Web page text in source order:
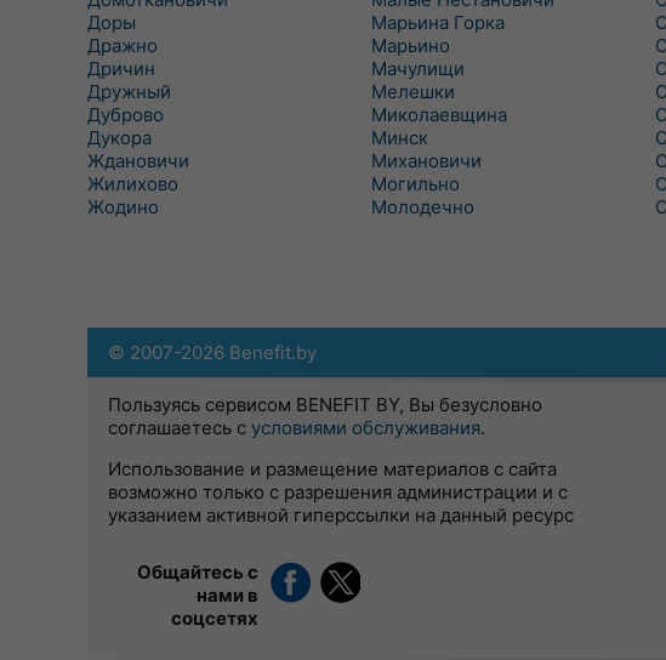
Доры
Дражно
Дричин
Дружный
Дуброво
Дукора
Ждановичи
Жилихово
Жодино
Марьина Горка
Марьино
Мачулищи
Мелешки
Миколаевщина
Минск
Михановичи
Могильно
Молодечно
© 2007-2026 Benefit.by
Пользуясь сервисом BENEFIT BY, Вы безусловно
соглашаетесь с условиями обслуживания.
Использование и размещение материалов с сайта
возможно только с разрешения администрации и с
указанием активной гиперссылки на данный ресурс
Общайтесь с
нами в
соцсетях